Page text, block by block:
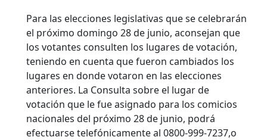
Para las elecciones legislativas que se celebrarán
el próximo domingo 28 de junio, aconsejan que
los votantes consulten los lugares de votación,
teniendo en cuenta que fueron cambiados los
lugares en donde votaron en las elecciones
anteriores. La Consulta sobre el lugar de
votación que le fue asignado para los comicios
nacionales del próximo 28 de junio, podrá
efectuarse telefónicamente al 0800-999-7237,o